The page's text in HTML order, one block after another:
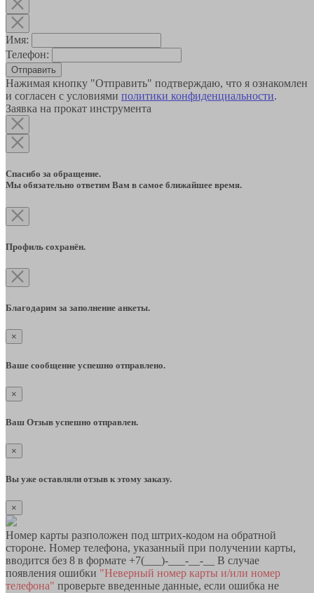
Имя:
Телефон:
Отправить
Нажимая кнопку "Отправить" подтверждаю, что я ознакомлен
и согласен с условиями политики конфиденциальности.
Заявка на прокат инструмента
Спасибо за обращение.
Мы обязательно ответим Вам в самое ближайшее время.
Профиль сохранён.
Благодарим за заполнение анкеты.
×
Ваше сообщение успешно отправлено.
×
Ваш Отзыв успешно отправлен.
×
Вы уже оставляли отзыв к этому заказу.
×
Номер карты разположен под штрих-кодом на обратной
стороне. Номер телефона, указанный при получении карты,
вводится без 8 в формате +7(___)-___-__-__ В случае
появления ошибки "Неверный номер карты и/или номер
телефона" проверьте введенные данные, если ошибка не